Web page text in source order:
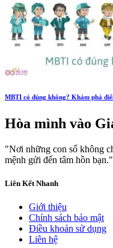
MBTI có đúng không? Khám phá
Hòa mình vào
"Nơi những con số không
mệnh gửi đến tâm hồn bạn."
Liên Kết Nhanh
Giới thiệu
Chính sách bảo mật
Điều khoản sử dụng
Liên hệ